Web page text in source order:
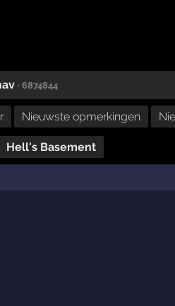
· 6874844
Nieuwste opmerkingen
Hell's Basement